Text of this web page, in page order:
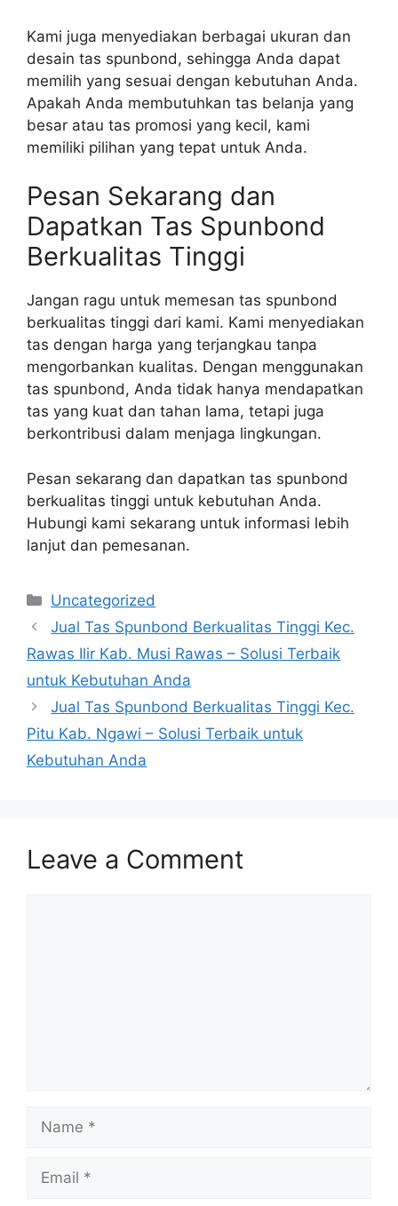
Kami juga menyediakan berbagai ukuran dan
desain tas spunbond, sehingga Anda dapat
memilih yang sesuai dengan kebutuhan Anda.
Apakah Anda membutuhkan tas belanja yang
besar atau tas promosi yang kecil, kami
memiliki pilihan yang tepat untuk Anda.
Pesan Sekarang dan
Dapatkan Tas Spunbond
Berkualitas Tinggi
Jangan ragu untuk memesan tas spunbond
berkualitas tinggi dari kami. Kami menyediakan
tas dengan harga yang terjangkau tanpa
mengorbankan kualitas. Dengan menggunakan
tas spunbond, Anda tidak hanya mendapatkan
tas yang kuat dan tahan lama, tetapi juga
berkontribusi dalam menjaga lingkungan.
Pesan sekarang dan dapatkan tas spunbond
berkualitas tinggi untuk kebutuhan Anda.
Hubungi kami sekarang untuk informasi lebih
lanjut dan pemesanan.
Categories
Uncategorized
Jual Tas Spunbond Berkualitas Tinggi Kec.
Rawas Ilir Kab. Musi Rawas – Solusi Terbaik
untuk Kebutuhan Anda
Jual Tas Spunbond Berkualitas Tinggi Kec.
Pitu Kab. Ngawi – Solusi Terbaik untuk
Kebutuhan Anda
Leave a Comment